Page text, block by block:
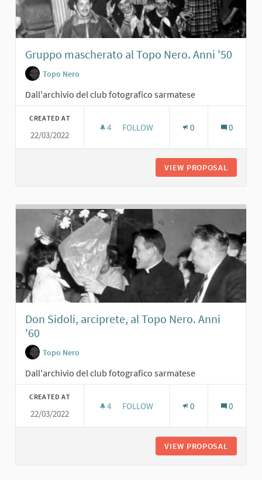
Gruppo mascherato al Topo Nero. Anni '50
Topo Nero
Dall'archivio del club fotografico sarmatese
CREATED AT
22/03/2022
4 4 FOLLOWERS
FOLLOW 0 0
VIEW PROPOSAL
Don Sidoli, arciprete, al Topo Nero. Anni
'60
Topo Nero
Dall'archivio del club fotografico sarmatese
CREATED AT
22/03/2022
4 4 FOLLOWERS
FOLLOW 0 0
VIEW PROPOSAL